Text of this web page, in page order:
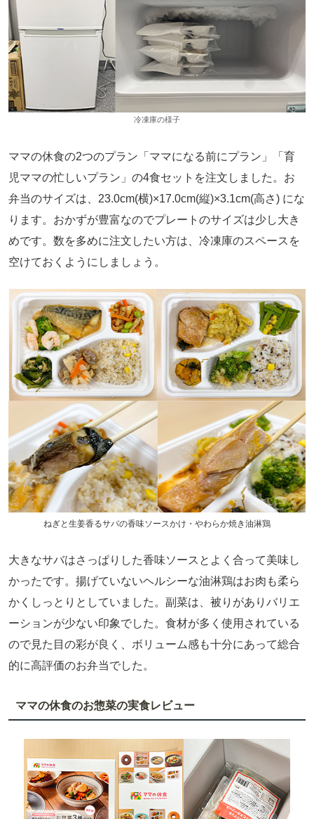
冷凍庫の様子
ママの休食の2つのプラン「ママになる前にプラン」「育
児ママの忙しいプラン」の4食セットを注文しました。お
弁当のサイズは、23.0cm(横)×17.0cm(縦)×3.1cm(高さ) にな
ります。おかずが豊富なのでプレートのサイズは少し大き
めです。数を多めに注文したい方は、冷凍庫のスペースを
空けておくようにしましょう。
ねぎと生姜香るサバの香味ソースかけ・やわらか焼き油淋鶏
大きなサバはさっぱりした香味ソースとよく合って美味し
かったです。揚げていないヘルシーな油淋鶏はお肉も柔ら
かくしっとりとしていました。副菜は、被りがありバリエ
ーションが少ない印象でした。食材が多く使用されている
ので見た目の彩が良く、ボリューム感も十分にあって総合
的に高評価のお弁当でした。
ママの休食のお惣菜の実食レビュー